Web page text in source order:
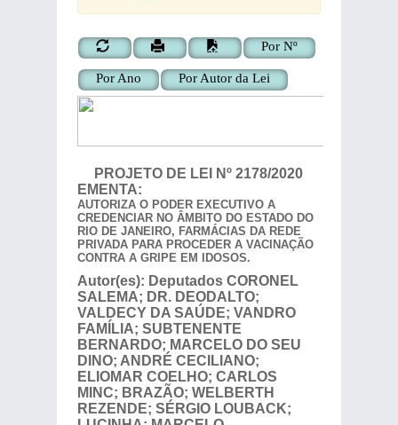
Por Nº
Por Ano Por Autor da Lei
PROJETO DE LEI Nº2178/2020
EMENTA:
AUTORIZA O PODER EXECUTIVO A
CREDENCIAR NO ÂMBITO DO ESTADO DO
RIO DE JANEIRO, FARMÁCIAS DA REDE
PRIVADA PARA PROCEDER A VACINAÇÃO
CONTRA A GRIPE EM IDOSOS.
Autor(es): Deputados CORONEL
SALEMA; DR. DEODALTO;
VALDECY DA SAÚDE; VANDRO
FAMÍLIA; SUBTENENTE
BERNARDO; MARCELO DO SEU
DINO; ANDRÉ CECILIANO;
ELIOMAR COELHO; CARLOS
MINC; BRAZÃO; WELBERTH
REZENDE; SÉRGIO LOUBACK;